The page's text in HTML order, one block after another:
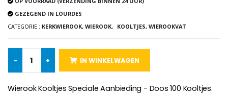
-25%
20 Noveenkaarsen Wit
€67.50
GEZEGEND IN LOURDES
CATEGORIE : KERKWIEROOK, WIEROOK, KOOLTJES, WIEROOKVAT
- + IN WINKELWAGEN
Wierook Kooltjes Speciale Aanbieding - Doos 100 Kooltjes.